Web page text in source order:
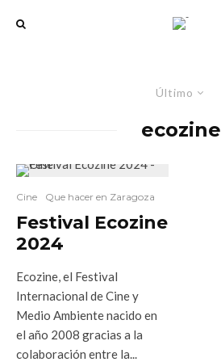
Último
ecozine
Cine Que hacer en Zaragoza
Festival Ecozine
2024
Ecozine, el Festival
Internacional de Cine y
Medio Ambiente nacido en
el año 2008 gracias a la
colaboración entre la...